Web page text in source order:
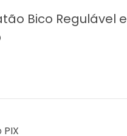
Bico Regulável e
PIX